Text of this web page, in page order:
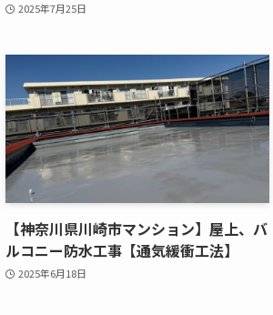
2025年7月25日
【神奈川県川崎市マンション】屋上、バ
ルコニー防水工事【通気緩衝工法】
2025年6月18日